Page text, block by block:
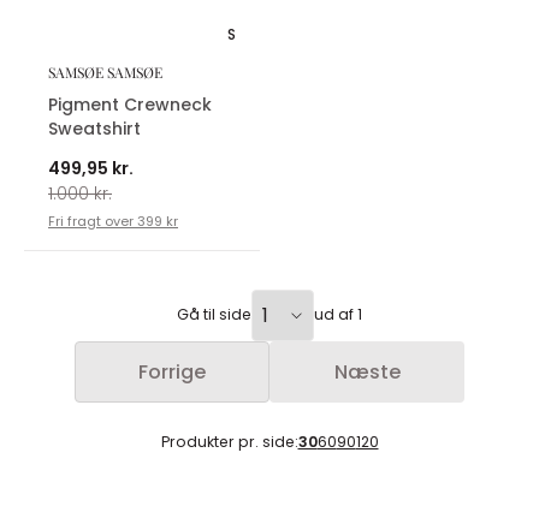
S
SAMSØE SAMSØE
Pigment Crewneck
Sweatshirt
499,95 kr.
1.000 kr.
Fri fragt over 399 kr
Gå til side ud af 1
Forrige Næste
Produkter pr. side:306090120